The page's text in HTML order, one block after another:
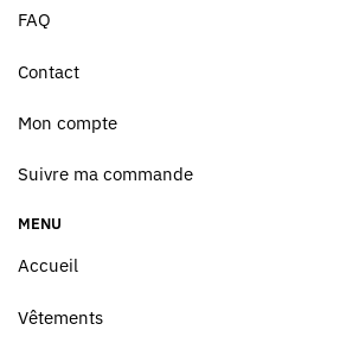
FAQ
Contact
Mon compte
Suivre ma commande
MENU
Accueil
Vêtements